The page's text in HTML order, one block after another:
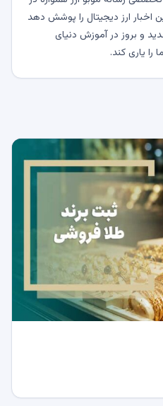
اخبار ارز دیجیتال را پوشش دهد
و بروز در آموزش دنیای
را یاری کند.